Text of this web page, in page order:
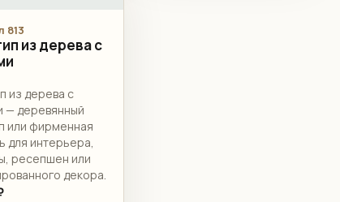
813
из дерева с
из дерева с
— деревянный
или фирменная
для интерьера,
ресепшен или
декора.